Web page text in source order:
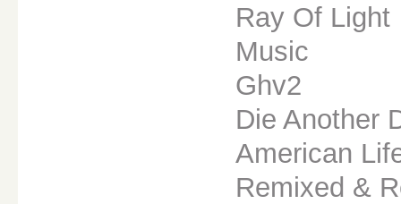
Ray Of Light
Music
Ghv2
Die Another
American
Remixed &